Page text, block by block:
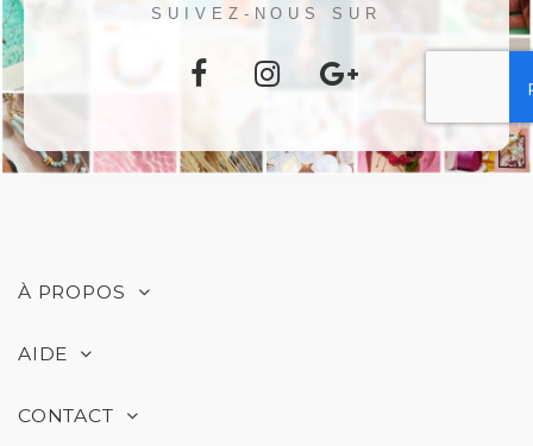
SUIVEZ-NOUS SUR
À PROPOS
AIDE
CONTACT